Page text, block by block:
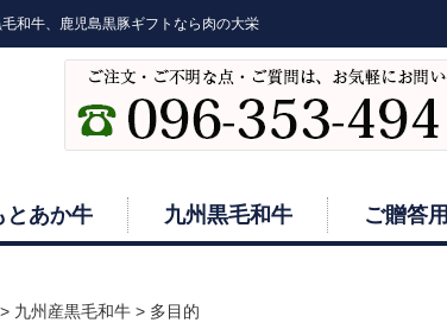
和牛、鹿児島黒豚ギフトなら肉の大栄
とあか牛 九州黒毛和牛 ご贈答用
> 九州産黒毛和牛 > 多目的